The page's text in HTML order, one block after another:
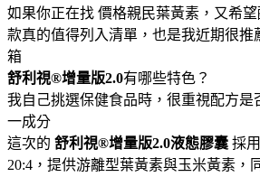
如果你正在找 價格親民葉黃素，又希
款真的值得列入清單，也是我近期很推
箱
舒利視®增量版2.0有哪些特色？
我自己挑選保健食品時，很重視配方是
一成分
這次的 舒利視®增量版2.0液態膠囊 採
20:4，提供游離型葉黃素與玉米黃素，